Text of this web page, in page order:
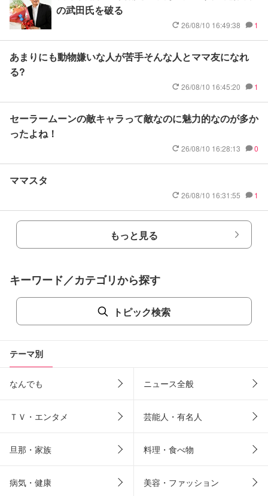
の武田氏を破る
26/08/10 16:49:38 1
あまりにも動物嫌いな人が苦手そんな人とママ友になれ
る?
26/08/10 16:45:20 1
セーラームーンの敵キャラって敵なのに魅力的なのが多か
ったよね！
26/08/10 16:28:13 0
ママスタ
26/08/10 16:31:55 1
もっと見る
キーワード／カテゴリから探す
トピック検索
テーマ別
なんでも ニュース全般
ＴＶ・エンタメ 芸能人・有名人
旦那・家族 料理・食べ物
病気・健康 美容・ファッション